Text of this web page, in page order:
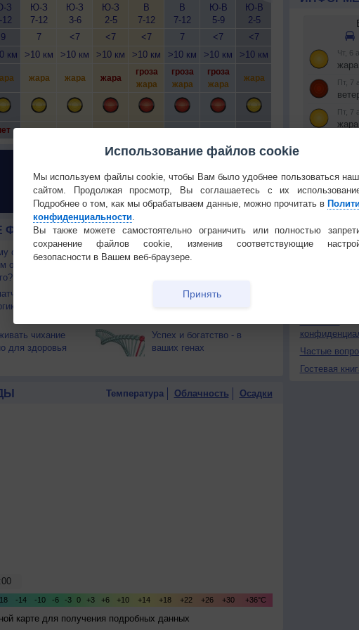
З
12
9
км
Ю-З
7-12
7
>10 км
жара
нет
Ю-З
3-6
<7
>10 км
жара
нет
Ю-З
2-5
<7
>10 км
жара
нет
В
7-12
<7
>10 км
гроза
жара
нет
В
7-12
7
>10 км
гроза
жара
нет
Ю-В
5-9
<7
>10 км
гроза
жара
нет
Ю-В
2-5
<7
>10 км
жара
нет нет
>10 км
жара
нет
ФАКТЫ О ПРИРОДЕ И ЧЕЛОВЕКЕ
северный загар
отличается от
Букет сирени вреден для
здоровья
может помочь
Опасно ли разговаривать
чихание
для здоровья
Успех и богатство - в
ваших генах
Температура Облачность Осадки
карте для получения подробных данных
РЕКЛАМА
Частые
Гостевая
Использование файлов cookie
Мы используем файлы cookie, чтобы Вам было удобнее пользоваться
сайтом. Продолжая просмотр, Вы соглашаетесь с их
Подробнее о том, как мы обрабатываем данные, можно прочитать в
конфиденциальности.
Вы также можете самостоятельно ограничить или полностью
сохранение файлов cookie, изменив соответствующие
безопасности в Вашем веб-браузере.
Принять